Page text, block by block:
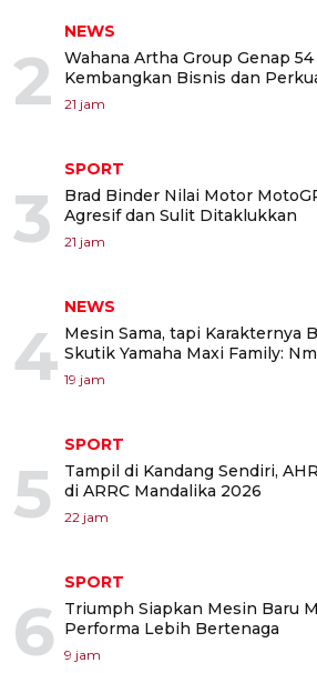
2
NEWS
Wahana Artha Group Genap
Kembangkan Bisnis dan
21 jam
3
SPORT
Brad Binder Nilai Motor
Agresif dan Sulit Ditaklukkan
21 jam
4
NEWS
Mesin Sama, tapi Karakternya
Skutik Yamaha Maxi Family:
19 jam
5
SPORT
Tampil di Kandang Sendiri,
di ARRC Mandalika 2026
22 jam
6
SPORT
Triumph Siapkan Mesin Baru
Performa Lebih Bertenaga
9 jam